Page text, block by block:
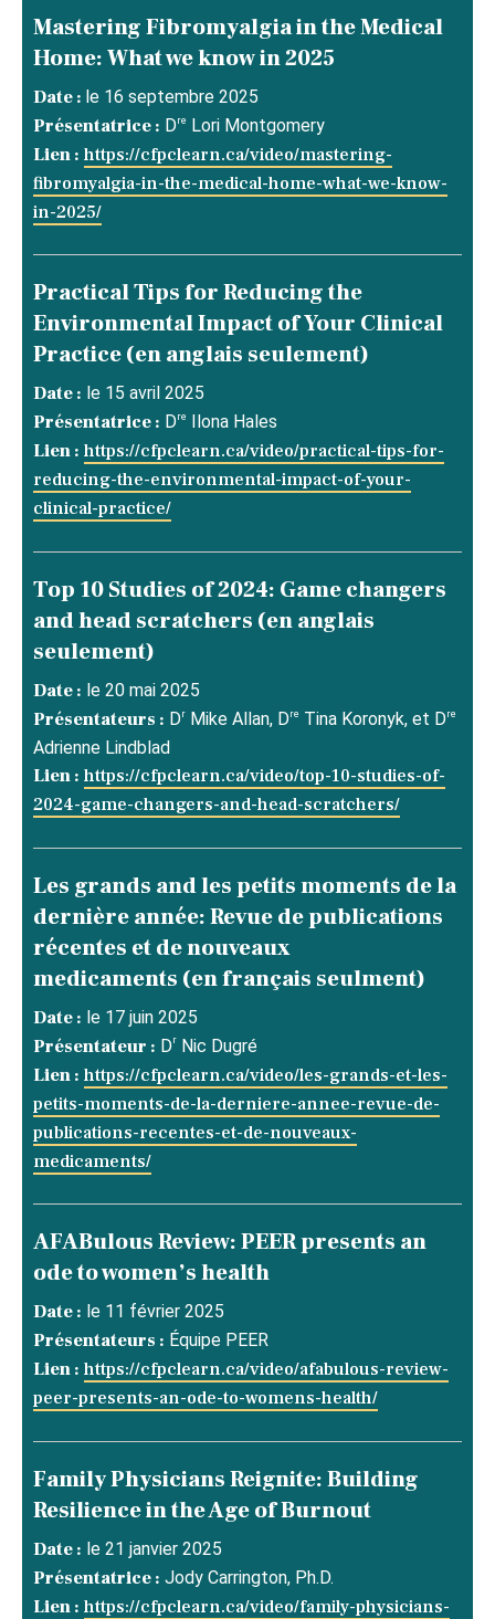
Mastering Fibromyalgia in the Medical
Home: What we know in 2025
Date : le 16 septembre 2025
Présentatrice : Dre Lori Montgomery
Lien : https://cfpclearn.ca/video/mastering-
fibromyalgia-in-the-medical-home-what-we-know-
in-2025/
Practical Tips for Reducing the
Environmental Impact of Your Clinical
Practice (en anglais seulement)
Date : le 15 avril 2025
Présentatrice : Dre Ilona Hales
Lien : https://cfpclearn.ca/video/practical-tips-for-
reducing-the-environmental-impact-of-your-
clinical-practice/
Top 10 Studies of 2024: Game changers
and head scratchers (en anglais
seulement)
Date : le 20 mai 2025
Présentateurs : Dr Mike Allan, Dre Tina Koronyk, et Dre
Adrienne Lindblad
Lien : https://cfpclearn.ca/video/top-10-studies-of-
2024-game-changers-and-head-scratchers/
Les grands and les petits moments de la
dernière année: Revue de publications
récentes et de nouveaux
medicaments (en français seulment)
Date : le 17 juin 2025
Présentateur : Dr Nic Dugré
Lien : https://cfpclearn.ca/video/les-grands-et-les-
petits-moments-de-la-derniere-annee-revue-de-
publications-recentes-et-de-nouveaux-
medicaments/
AFABulous Review: PEER presents an
ode to women’s health
Date : le 11 février 2025
Présentateurs : Équipe PEER
Lien : https://cfpclearn.ca/video/afabulous-review-
peer-presents-an-ode-to-womens-health/
Family Physicians Reignite: Building
Resilience in the Age of Burnout
Date : le 21 janvier 2025
Présentatrice : Jody Carrington, Ph.D.
Lien : https://cfpclearn.ca/video/family-physicians-